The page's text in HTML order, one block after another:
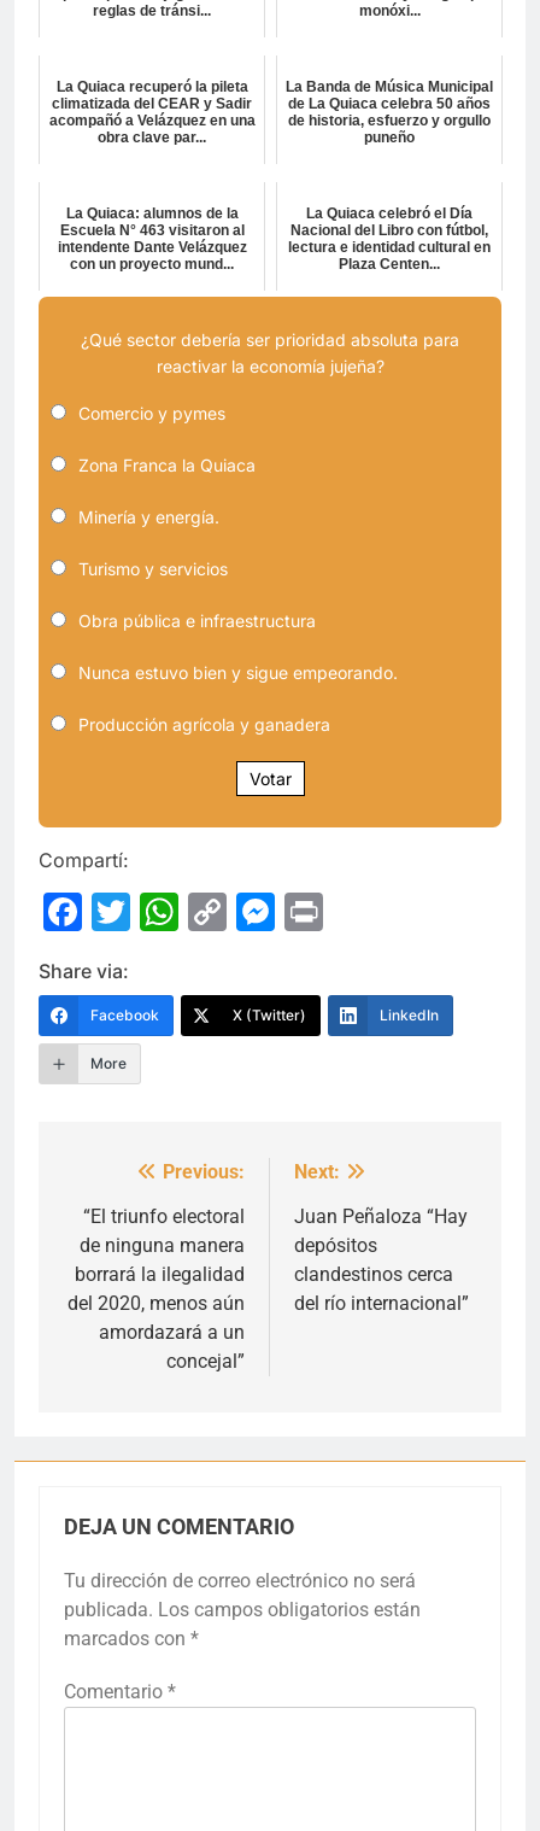
reglas de tránsi...
monóxi...
La Quiaca recuperó la pileta
climatizada del CEAR y Sadir
acompañó a Velázquez en una
obra clave par...
La Banda de Música Municipal
de La Quiaca celebra 50 años
de historia, esfuerzo y orgullo
puneño
La Quiaca: alumnos de la
Escuela N° 463 visitaron al
intendente Dante Velázquez
con un proyecto mund...
La Quiaca celebró el Día
Nacional del Libro con fútbol,
lectura e identidad cultural en
Plaza Centen...
¿Qué sector debería ser prioridad absoluta para
reactivar la economía jujeña?
Comercio y pymes
Zona Franca la Quiaca
Minería y energía.
Turismo y servicios
Obra pública e infraestructura
Nunca estuvo bien y sigue empeorando.
Producción agrícola y ganadera
Votar
Compartí:
Facebook
Twitter
WhatsApp
CopyMessenger
Share via:
Facebook X (Twitter) LinkedIn
More
Navegación
de
entradas
Previous:
“El triunfo electoral
de ninguna manera
borrará la ilegalidad
del 2020, menos aún
amordazará a un
concejal”
Next:
Juan Peñaloza “Hay
depósitos
clandestinos cerca
del río internacional”
DEJA UN COMENTARIO
Tu dirección de correo electrónico no será
publicada. Los campos obligatorios están
marcados con *
Comentario *